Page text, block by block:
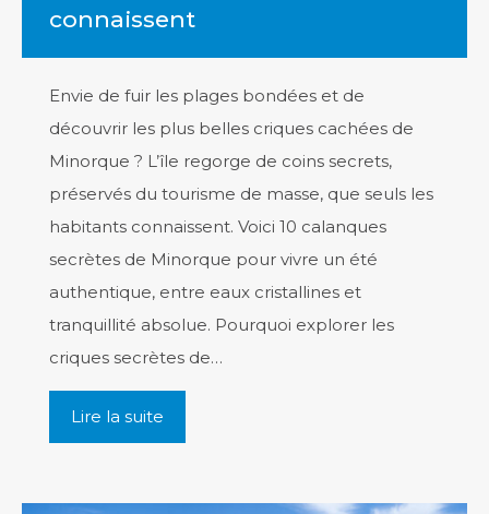
connaissent
Envie de fuir les plages bondées et de
découvrir les plus belles criques cachées de
Minorque ? L’île regorge de coins secrets,
préservés du tourisme de masse, que seuls les
habitants connaissent. Voici 10 calanques
secrètes de Minorque pour vivre un été
authentique, entre eaux cristallines et
tranquillité absolue. Pourquoi explorer les
criques secrètes de…
Lire la suite